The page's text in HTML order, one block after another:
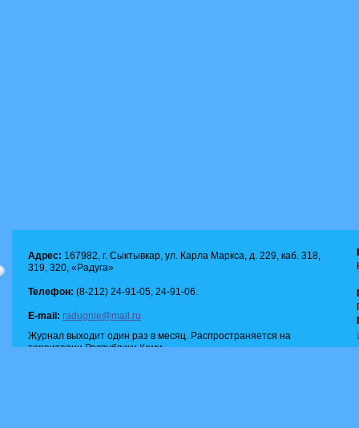
Адрес: 167982, г. Сыктывкар, ул. Карла Маркса, д. 229, каб. 318,
319, 320, «Радуга»
Телефон: (8-212) 24-91-05, 24-91-06.
E-mail: radugnie@mail.ru
Журнал выходит один раз в месяц. Распространяется на
территории Республики Коми.